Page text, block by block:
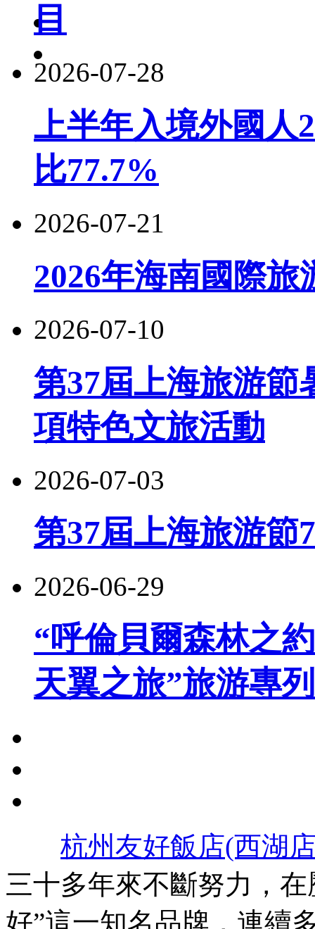
目
2026-07-28
上半年入境外國人
比77.7%
2026-07-21
2026年海南國際
2026-07-10
第37屆上海旅游節
項特色文旅活動
2026-07-03
第37屆上海旅游節
2026-06-29
“呼倫貝爾森林之
天翼之旅”旅游專
杭州友好飯店(西湖
三十多年來不斷努力，
好”這一知名品牌，連續